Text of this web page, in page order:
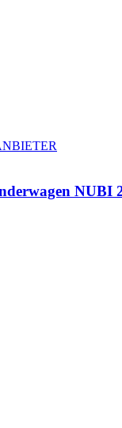
NUBI